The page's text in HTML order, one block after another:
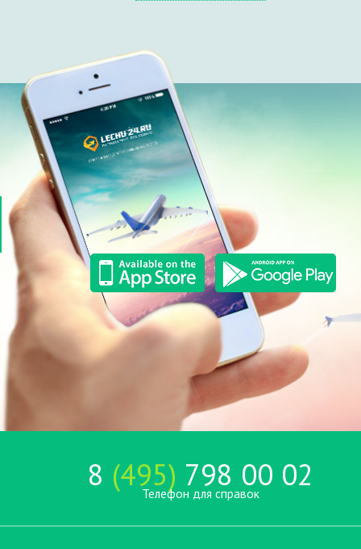
8 (495) 798 00 02
Телефон для справок